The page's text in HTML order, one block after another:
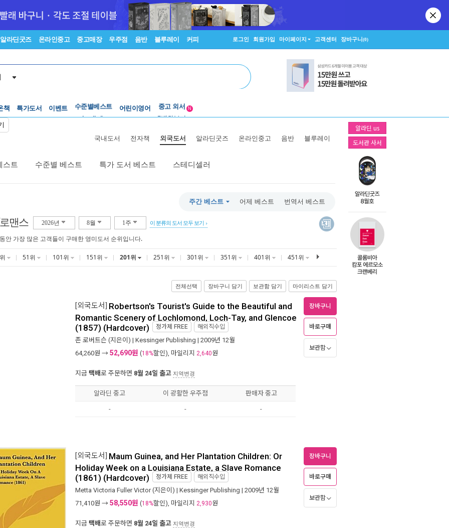
알라딘굿즈 온라인중고 중고매장 우주점 음반 블루레이 커피 로그인 회원가입 마이페이지 고객센터 장바구니(0)
책 특가도서 이벤트
Lexile®
어린이영어
5백원부터
N
알라딘 us
도서관 사서
국내도서 전자책 외국도서 알라딘굿즈 온라인중고 음반 블루레이
스트 수준별 베스트 특가 도서 베스트 스테디셀러
주간 베스트 어제 베스트 번역서 베스트
맨스 2026년 8월 1주 이 분류의 도서 모두 보기
안 가장 많은 고객들이 구매한 영미도서 순위입니다.
51위 101위 151위 201위 251위 301위 351위 401위 451위
전체선택 장바구니 담기 보관함 담기 마이리스트 담기
[외국도서] Robertson's Tourist's Guide to the Beautiful and
Romantic Scenery of Lochlomond, Loch-Tay, and Glencoe
(1857) (Hardcover)
정가제 FREE 해외직수입
존 로버트슨 (지은이) | Kessinger Publishing | 2009년 12월
64,260원 → 52,690원 (18%할인), 마일리지 2,640원
지금 택배로 주문하면 8월 24일 출고 지역변경
장바구니
바로구매
보관함
알라딘 중고 이 광활한 우주점 판매자 중고
- - -
[외국도서] Maum Guinea, and Her Plantation Children: Or
Holiday Week on a Louisiana Estate, a Slave Romance
(1861) (Hardcover)
정가제 FREE 해외직수입
Metta Victoria Fuller Victor(지은이) | Kessinger Publishing | 2009년 12월
71,410원 → 58,550원 (18%할인), 마일리지 2,930원
지금 택배로 주문하면 8월 24일 출고 지역변경
장바구니
바로구매
보관함